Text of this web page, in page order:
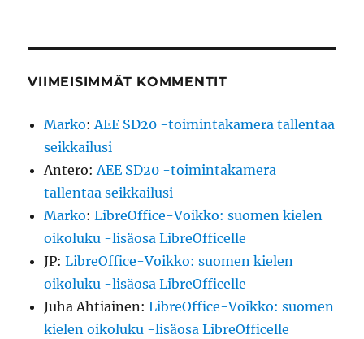
VIIMEISIMMÄT KOMMENTIT
Marko:AEE SD20 -toimintakamera tallentaa
seikkailusi
Antero:AEE SD20 -toimintakamera
tallentaa seikkailusi
Marko:LibreOffice-Voikko: suomen kielen
oikoluku -lisäosa LibreOfficelle
JP:LibreOffice-Voikko: suomen kielen
oikoluku -lisäosa LibreOfficelle
Juha Ahtiainen:LibreOffice-Voikko: suomen
kielen oikoluku -lisäosa LibreOfficelle